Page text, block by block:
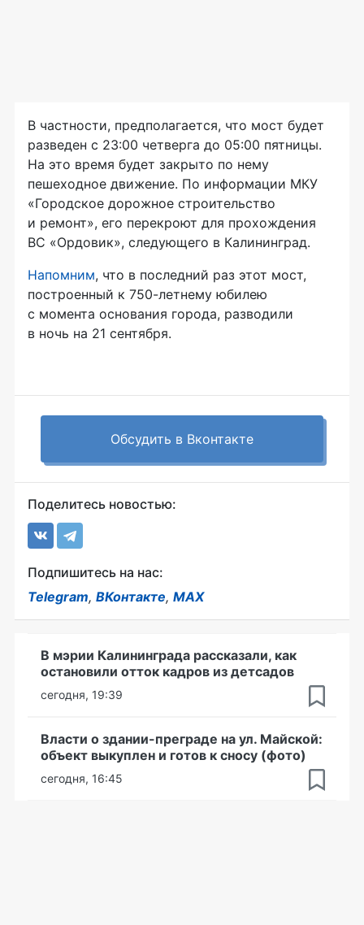
В частности, предполагается, что мост будет
разведен с 23:00 четверга до 05:00 пятницы.
На это время будет закрыто по нему
пешеходное движение. По информации МКУ
«Городское дорожное строительство
и ремонт», его перекроют для прохождения
ВС «Ордовик», следующего в Калининград.
Напомним, что в последний раз этот мост,
построенный к 750-летнему юбилею
с момента основания города, разводили
в ночь на 21 сентября.
Обсудить в Вконтакте
Поделитесь новостью:
Подпишитесь на нас:
Telegram, ВКонтакте, MAX
В мэрии Калининграда рассказали, как
остановили отток кадров из детсадов
сегодня, 19:39
Власти о здании-преграде на ул. Майской:
объект выкуплен и готов к сносу (фото)
сегодня, 16:45